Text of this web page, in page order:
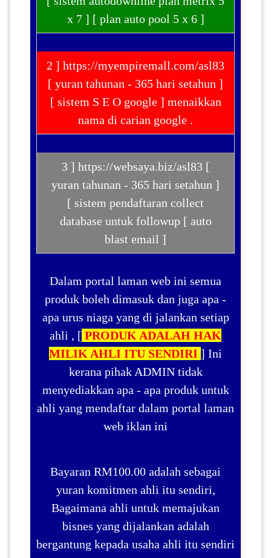
x 7 ] [ plan auto pool 5 x 6 ]
2 ] https://myempiremall.com/asl83
[ yuran tahunan - 365 hari setahun ]
[ sistem S E O google ] menaikkan
nama di carian google .
3 ] https://websaya.biz/asl83 [
yuran tahunan - 365 hari setahun ]
[ sistem pendaftaran collect
database untuk followup [ auto
blast email ]
Dalam portal laman web ini semua
produk boleh dimasuk dan juga apa -
apa urus niaga yang di jalankan setiap
ahli , [ PRODUK ADALAH HAK
MILIK AHLI ITU SENDIRI ] Ini
kerana pihak ADMIN tidak
menyediakkan apa - apa produk untuk
ahli yang mendaftar dalam portal laman
web iklan ini
Bayaran RM100.00 adalah sebagai
yuran komitmen ahli itu sendiri,
Bagaimana ahli untuk memajukan
bisnes yang dijalankan adalah
bergantung kepada usaha ahli itu sendiri